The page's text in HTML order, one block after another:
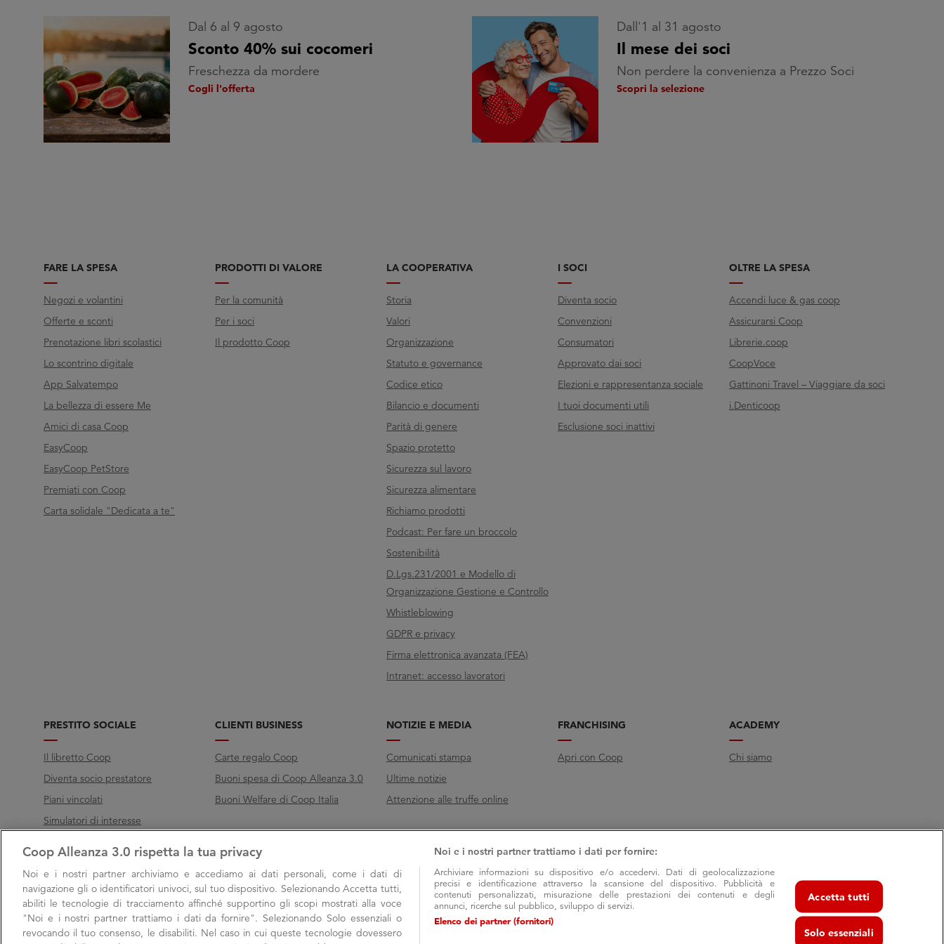
Dal 6 al 9 agosto
Sconto 40% sui cocomeri
Freschezza da mordere
Cogli l'offerta
Dall'1 al 31 agosto
Il mese dei soci
Non perdere la convenienza a Prezzo Soci
Scopri la selezione
FARE LA SPESA
Negozi e volantini
Offerte e sconti
Prenotazione libri scolastici
Lo scontrino digitale
App Salvatempo
La bellezza di essere Me
Amici di casa Coop
EasyCoop
EasyCoop PetStore
Premiati con Coop
Carta solidale "Dedicata a te"
PRODOTTI DI VALORE
Per la comunità
Per i soci
Il prodotto Coop
LA COOPERATIVA
Storia
Valori
Organizzazione
Statuto e governance
Codice etico
Bilancio e documenti
Parità di genere
Spazio protetto
Sicurezza sul lavoro
Sicurezza alimentare
Richiamo prodotti
Podcast: Per fare un broccolo
Sostenibilità
D.Lgs.231/2001 e Modello di
Organizzazione Gestione e Controllo
Whistleblowing
GDPR e privacy
Firma elettronica avanzata (FEA)
Intranet: accesso lavoratori
I SOCI
Diventa socio
Convenzioni
Consumatori
Approvato dai soci
Elezioni e rappresentanza sociale
I tuoi documenti utili
Esclusione soci inattivi
OLTRE LA SPESA
Accendi luce & gas coop
Assicurarsi Coop
Librerie.coop
CoopVoce
Gattinoni Travel – Viaggiare da soci
i.Denticoop
PRESTITO SOCIALE
Il libretto Coop
Diventa socio prestatore
Piani vincolati
Simulatori di interesse
CLIENTI BUSINESS
Carte regalo Coop
Buoni spesa di Coop Alleanza 3.0
Buoni Welfare di Coop Italia
NOTIZIE E MEDIA
Comunicati stampa
Ultime notizie
Attenzione alle truffe online
FRANCHISING
Apri con Coop
ACADEMY
Chi siamo
Call800 000 003
Lunedì → Venerdì, 9:00 → 17:00
Sabato, 9:00 → 13:00
Coop Alleanza 3.0 rispetta la tua privacy
Noi e i nostri partner archiviamo e accediamo ai dati personali, come i dati di
navigazione gli o identificatori univoci, sul tuo dispositivo. Selezionando Accetta tutti,
abiliti le tecnologie di tracciamento affinché supportino gli scopi mostrati alla voce
"Noi e i nostri partner trattiamo i dati da fornire". Selezionando Solo essenziali o
revocando il tuo consenso, le disabiliti. Nel caso in cui queste tecnologie dovessero
Noi e i nostri partner trattiamo i dati per fornire:
Archiviare informazioni su dispositivo e/o accedervi. Dati di geolocalizzazione
precisi e identificazione attraverso la scansione del dispositivo. Pubblicità e
contenuti personalizzati, misurazione delle prestazioni dei contenuti e degli
annunci, ricerche sul pubblico, sviluppo di servizi.
Elenco dei partner (fornitori)
Accetta tutti
Solo essenziali